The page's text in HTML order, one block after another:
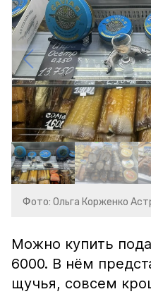
Фото: Ольга Корженко
Можно купить
6000. В нём
щучья, совсем